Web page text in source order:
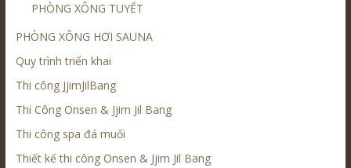
PHÒNG XÔNG TUYẾT
PHÒNG XÔNG HƠI SAUNA
Quy trình triển khai
Thi công JjimJilBang
Thi Công Onsen & Jjim Jil Bang
Thi công spa đá muối
Thiết kế thi công Onsen & Jjim Jil Bang